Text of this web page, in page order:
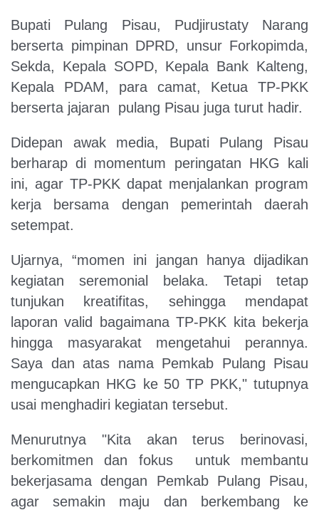
Bupati Pulang Pisau, Pudjirustaty Narang
berserta pimpinan DPRD, unsur Forkopimda,
Sekda, Kepala SOPD, Kepala Bank Kalteng,
Kepala PDAM, para camat, Ketua TP-PKK
berserta jajaran pulang Pisau juga turut hadir.
Didepan awak media, Bupati Pulang Pisau
berharap di momentum peringatan HKG kali
ini, agar TP-PKK dapat menjalankan program
kerja bersama dengan pemerintah daerah
setempat.
Ujarnya, “momen ini jangan hanya dijadikan
kegiatan seremonial belaka. Tetapi tetap
tunjukan kreatifitas, sehingga mendapat
laporan valid bagaimana TP-PKK kita bekerja
hingga masyarakat mengetahui perannya.
Saya dan atas nama Pemkab Pulang Pisau
mengucapkan HKG ke 50 TP PKK," tutupnya
usai menghadiri kegiatan tersebut.
Menurutnya "Kita akan terus berinovasi,
berkomitmen dan fokus untuk membantu
bekerjasama dengan Pemkab Pulang Pisau,
agar semakin maju dan berkembang ke